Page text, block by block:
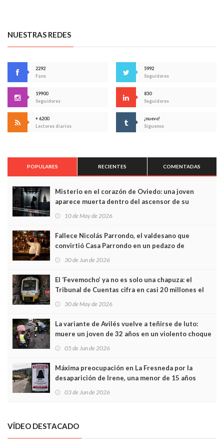
NUESTRAS REDES
2292
Fans
5992
Seguidores
19900
Seguidores
830
Seguidores
+ 6200
Lectores diarios
¡nuevo!
Síguenos
POPULARES RECIENTES COMENTADAS
Misterio en el corazón de Oviedo: una joven
aparece muerta dentro del ascensor de su
edificio y las cámaras captan sus últimos minutos
10 de May de 2026
Fallece Nicolás Parrondo, el valdesano que
convirtió Casa Parrondo en un pedazo de
Asturias en Madrid
30 de Jun de 2026
El ‘Fevemocho’ ya no es solo una chapuza: el
Tribunal de Cuentas cifra en casi 20 millones el
sobrecoste de los trenes que no cabían por los
30 de May de 2026
La variante de Avilés vuelve a teñirse de luto:
muere un joven de 32 años en un violento choque
frontal
05 de Jun de 2026
Máxima preocupación en La Fresneda por la
desaparición de Irene, una menor de 15 años
03 de Jun de 2026
VÍDEO DESTACADO